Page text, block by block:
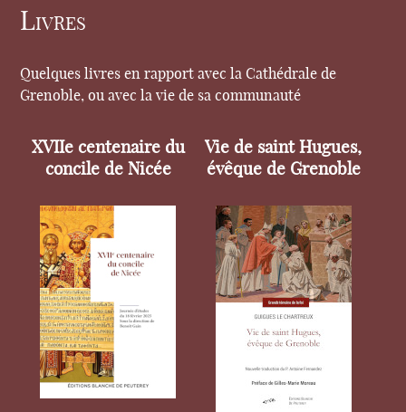
Livres
Quelques livres en rapport avec la Cathédrale de
Grenoble, ou avec la vie de sa communauté
XVIIe centenaire du
concile de Nicée
Vie de saint Hugues,
évêque de Grenoble